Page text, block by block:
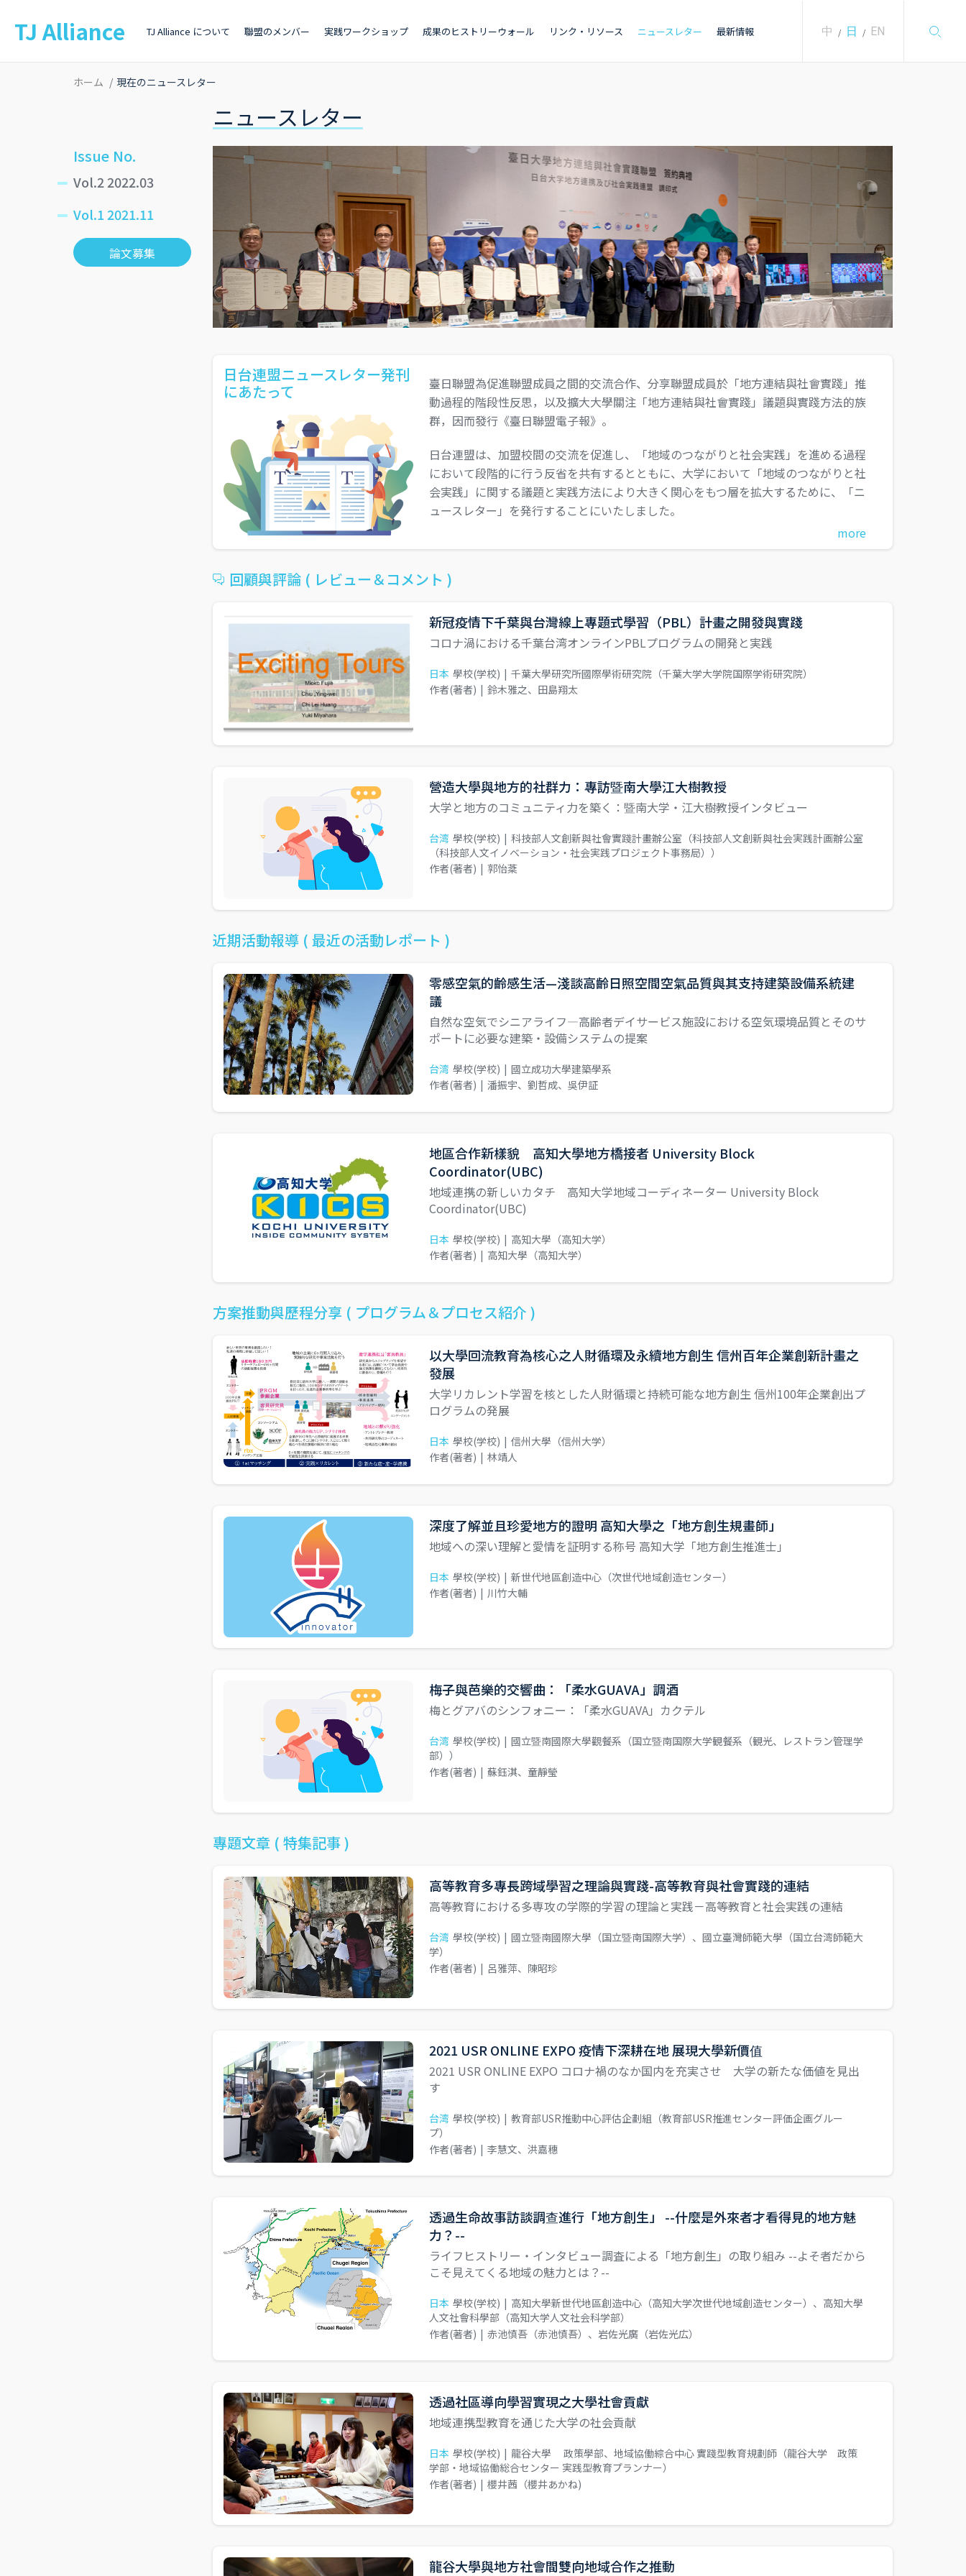
TJ Alliance TJ Alliance について 聯盟のメンバー 実践ワークショップ 成果のヒストリーウォール リンク・リソース ニュースレター 最新情報 中 / 日 / EN
ホーム 現在のニュースレター
ニュースレター
Issue No.
Vol.2 2022.03
Vol.1 2021.11
論文募集
日台連盟ニュースレター発刊
にあたって
臺日聯盟為促進聯盟成員之間的交流合作、分享聯盟成員於「地方連結與社會實踐」推
動過程的階段性反思，以及擴大大學關注「地方連結與社會實踐」議題與實踐方法的族
群，因而發行《臺日聯盟電子報》。
日台連盟は、加盟校間の交流を促進し、「地域のつながりと社会実践」を進める過程
において段階的に行う反省を共有するとともに、大学において「地域のつながりと社
会実践」に関する議題と実践方法により大きく関心をもつ層を拡大するために、「ニ
ュースレター」を発行することにいたしました。
more
回顧與評論 ( レビュー＆コメント )
新冠疫情下千葉與台灣線上專題式學習（PBL）計畫之開發與實踐
コロナ渦における千葉台湾オンラインPBLプログラムの開発と実践
日本 學校(学校) | 千葉大學研究所國際學術研究院（千葉大学大学院国際学術研究院）
作者(著者) | 鈴木雅之、田島翔太
營造大學與地方的社群力：專訪暨南大學江大樹教授
大学と地方のコミュニティ力を築く：暨南大学・江大樹教授インタビュー
台湾 學校(学校) | 科技部人文創新與社會實踐計畫辦公室（科技部人文創新與社会実践計画辦公室
（科技部人文イノベーション・社会実践プロジェクト事務局））
作者(著者) | 郭怡棻
近期活動報導 ( 最近の活動レポート )
零感空氣的齡感生活—淺談高齡日照空間空氣品質與其支持建築設備系統建
議
自然な空気でシニアライフ―高齢者デイサービス施設における空気環境品質とそのサ
ポートに必要な建築・設備システムの提案
台湾 學校(学校) | 國立成功大學建築學系
作者(著者) | 潘振宇、劉哲成、吳伊証
地區合作新樣貌 高知大學地方橋接者 University Block
Coordinator(UBC)
地域連携の新しいカタチ 高知大学地域コーディネーター University Block
Coordinator(UBC)
日本 學校(学校) | 高知大學（高知大学）
作者(著者) | 高知大學（高知大学）
方案推動與歷程分享 ( プログラム＆プロセス紹介 )
以大學回流教育為核心之人財循環及永續地方創生 信州百年企業創新計畫之
發展
大学リカレント学習を核とした人財循環と持続可能な地方創生 信州100年企業創出プ
ログラムの発展
日本 學校(学校) | 信州大學（信州大学）
作者(著者) | 林靖人
深度了解並且珍愛地方的證明 高知大學之「地方創生規畫師」
地域への深い理解と愛情を証明する称号 高知大学「地方創生推進士」
日本 學校(学校) | 新世代地區創造中心（次世代地域創造センター）
作者(著者) | 川竹大輔
梅子與芭樂的交響曲：「柔水GUAVA」調酒
梅とグアバのシンフォニー：「柔水GUAVA」カクテル
台湾 學校(学校) | 國立暨南國際大學觀餐系（国立暨南国際大学観餐系（観光、レストラン管理学
部））
作者(著者) | 蘇鈺淇、童靜瑩
專題文章 ( 特集記事 )
高等教育多專長跨域學習之理論與實踐-高等教育與社會實踐的連結
高等教育における多専攻の学際的学習の理論と実践－高等教育と社会実践の連結
台湾 學校(学校) | 國立暨南國際大學（国立暨南国際大学）、國立臺灣師範大學（国立台湾師範大
学）
作者(著者) | 呂雅萍、陳昭珍
2021 USR ONLINE EXPO 疫情下深耕在地 展現大學新價值
2021 USR ONLINE EXPO コロナ禍のなか国内を充実させ 大学の新たな価値を見出
す
台湾 學校(学校) | 教育部USR推動中心評估企劃組（教育部USR推進センター評価企画グルー
プ）
作者(著者) | 李慧文、洪嘉穗
透過生命故事訪談調查進行「地方創生」 --什麼是外來者才看得見的地方魅
力？--
ライフヒストリー・インタビュー調査による「地方創生」の取り組み --よそ者だから
こそ見えてくる地域の魅力とは？--
日本 學校(学校) | 高知大學新世代地區創造中心（高知大学次世代地域創造センター）、高知大學
人文社會科學部（高知大学人文社会科学部）
作者(著者) | 赤池慎吾（赤池慎吾）、岩佐光廣（岩佐光広）
透過社區導向學習實現之大學社會貢獻
地域連携型教育を通じた大学の社会貢献
日本 學校(学校) | 龍谷大學 政策學部、地域協働綜合中心 實踐型教育規劃師（龍谷大学 政策
学部・地域協働総合センター 実践型教育プランナー）
作者(著者) | 櫻井茜（櫻井あかね)
龍谷大學與地方社會間雙向地域合作之推動